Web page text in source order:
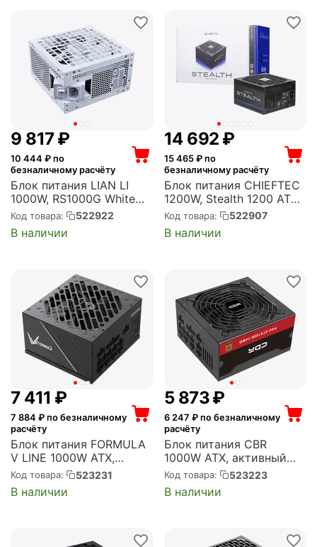
9 817₽
10 444 ₽ по
безналичному расчёту
Блок питания LIAN LI
1000W, RS1000G White
ATX, активный PFC, 135
мм, 80 PLUS Gold,
модульные кабели
Код товара: 522922
В наличии
14 692 ₽
15 465₽ по
безналичному расчёту
Блок питания CHIEFTEC
1200W, Stealth 1200 ATX,
активный PFC, 135 мм,
80 PLUS Platinum,
модульные кабели (SPX-
Код товара: 522907
В наличии
7 411 ₽
7 884 ₽ по безналичному
расчёту
Блок питания FORMULA
V LINE 1000W ATX,
активный PFC, 120 мм,
80 PLUS Platinum,
модульные кабели (FV-
Код товара: 523231
В наличии
5 873₽
6 247 ₽ по безналичному
расчёту
Блок питания CBR
1000W ATX, активный
PFC, 140 мм, 80 PLUS
Gold, модульные кабели
(PSU-ATX1000-14MG)
Код товара: 523223
В наличии